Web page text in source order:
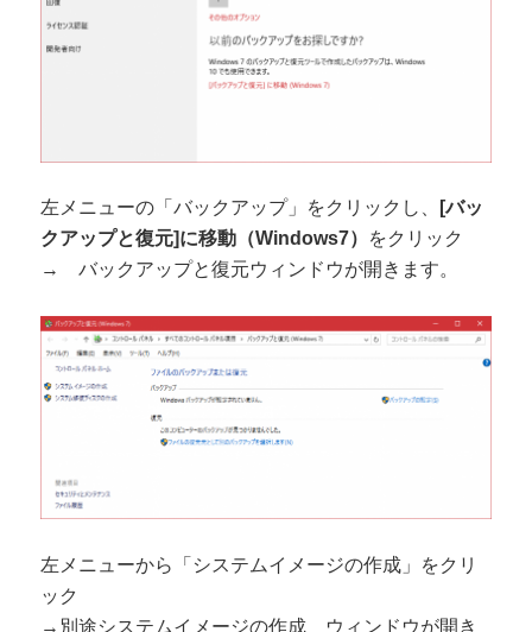
左メニューの「バックアップ」をクリックし、
[バッ
クアップと復元]に移動（Windows7） をクリック
→ バックアップと復元ウィンドウが開きます。
左メニューから「システムイメージの作成」をクリ
ック
→別途システムイメージの作成 ウィンドウが開き